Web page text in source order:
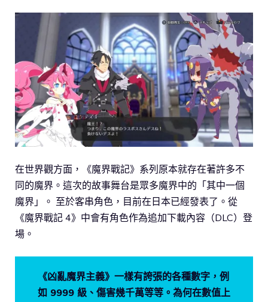
在世界觀方面，《魔界戰記》系列原本就存在著許多不
同的魔界。這次的故事舞台是眾多魔界中的「其中一個
魔界」。 至於客串角色，目前在日本已經發表了。從
《魔界戰記 4》中會有角色作為追加下載內容（DLC）登
場。
《凶亂魔界主義》一樣有誇張的各種數字，例
如 9999 級、傷害幾千萬等等。為何在數值上